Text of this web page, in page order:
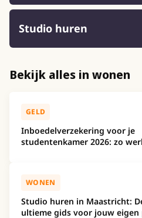
Studio huren
Bekijk alles in wonen
GELD
Inboedelverzekering voor je
studentenkamer 2026: zo
WONEN
Studio huren in Maastricht:
ultieme gids voor jouw eigen